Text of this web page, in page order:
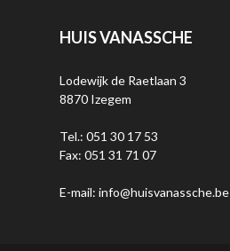
HUIS VANASSCHE
Lodewijk de Raetlaan 3
8870 Izegem
Tel.: 051 30 17 53
Fax: 051 31 71 07
E-mail: info@huisvanassche.be